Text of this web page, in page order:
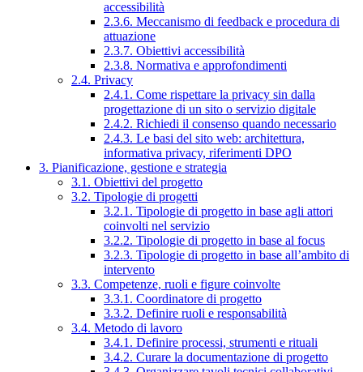
accessibilità
2.3.6. Meccanismo di feedback e procedura di
attuazione
2.3.7. Obiettivi accessibilità
2.3.8. Normativa e approfondimenti
2.4. Privacy
2.4.1. Come rispettare la privacy sin dalla
progettazione di un sito o servizio digitale
2.4.2. Richiedi il consenso quando necessario
2.4.3. Le basi del sito web: architettura,
informativa privacy, riferimenti DPO
3. Pianificazione, gestione e strategia
3.1. Obiettivi del progetto
3.2. Tipologie di progetti
3.2.1. Tipologie di progetto in base agli attori
coinvolti nel servizio
3.2.2. Tipologie di progetto in base al focus
3.2.3. Tipologie di progetto in base all’ambito di
intervento
3.3. Competenze, ruoli e figure coinvolte
3.3.1. Coordinatore di progetto
3.3.2. Definire ruoli e responsabilità
3.4. Metodo di lavoro
3.4.1. Definire processi, strumenti e rituali
3.4.2. Curare la documentazione di progetto